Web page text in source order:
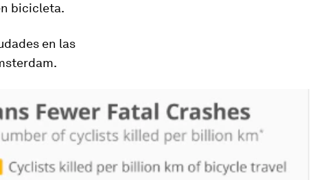
bicicleta.
en las